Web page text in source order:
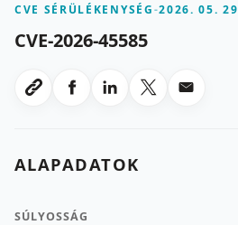
CVE SÉRÜLÉKENYSÉG-2026. 05.
CVE-2026-45585
Link masolasa
Megosztas Facebookon
MegosztasMegosztas X-
ALAPADATOK
SÚLYOSSÁG